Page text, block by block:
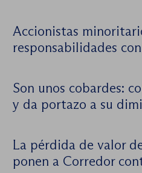
Accionistas
responsabilidades
Son unos cobardes:
y da portazo a su
La pérdida de valor
ponen a Corredor